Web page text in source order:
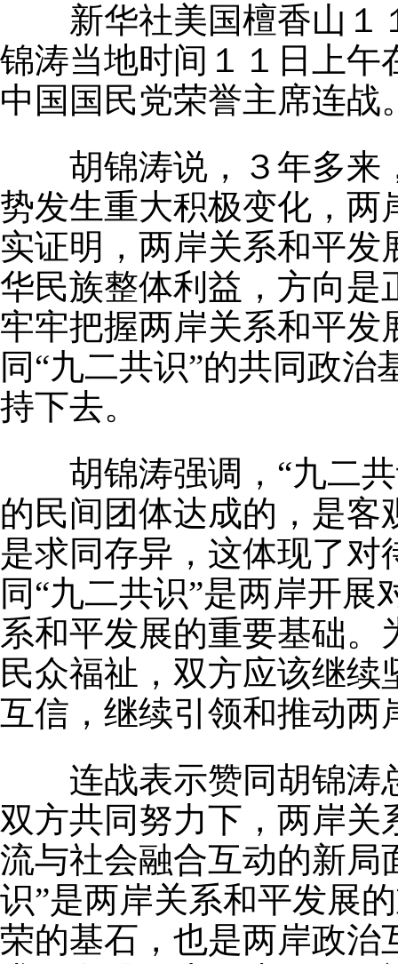
新华社美国檀香山１
锦涛当地时间１１日上午
中国国民党荣誉主席连战
胡锦涛说，３年多来
势发生重大积极变化，两
实证明，两岸关系和平
华民族整体利益，方向是
牢牢把握两岸关系和平发
同“九二共识”的共同政
持下去。
胡锦涛强调，“九二共
的民间团体达成的，是客
是求同存异，这体现了
同“九二共识”是两岸开
系和平发展的重要基础
民众福祉，双方应该继续
互信，继续引领和推动两
连战表示赞同胡锦涛
双方共同努力下，两岸关
流与社会融合互动的新局
识”是两岸关系和平发展
荣的基石，也是两岸政治